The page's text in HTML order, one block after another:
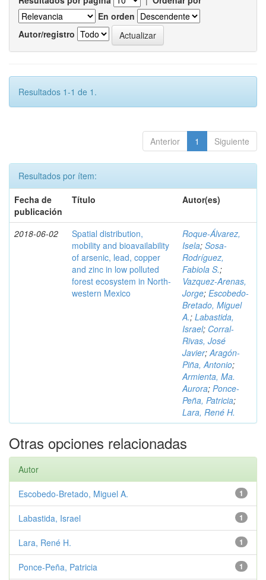
En orden
Autor/registro
Resultados 1-1 de 1.
Anterior 1 Siguiente
Resultados por ítem:
Fecha de
publicación
Título Autor(es)
2018-06-02
Spatial distribution,
mobility and bioavailability
of arsenic, lead, copper
and zinc in low polluted
forest ecosystem in North-
western Mexico
Roque-Álvarez,
Isela; Sosa-
Rodríguez,
Fabiola S.;
Vazquez-Arenas,
Jorge; Escobedo-
Bretado, Miguel
A.; Labastida,
Israel; Corral-
Rivas, José
Javier;Aragón-
Piña, Antonio;
Armienta, Ma.
Aurora; Ponce-
Peña, Patricia;
Lara, René H.
Otras opciones relacionadas
Autor
1
Escobedo-Bretado, Miguel A.
1
Labastida, Israel
1
Lara, René H.
1
Ponce-Peña, Patricia